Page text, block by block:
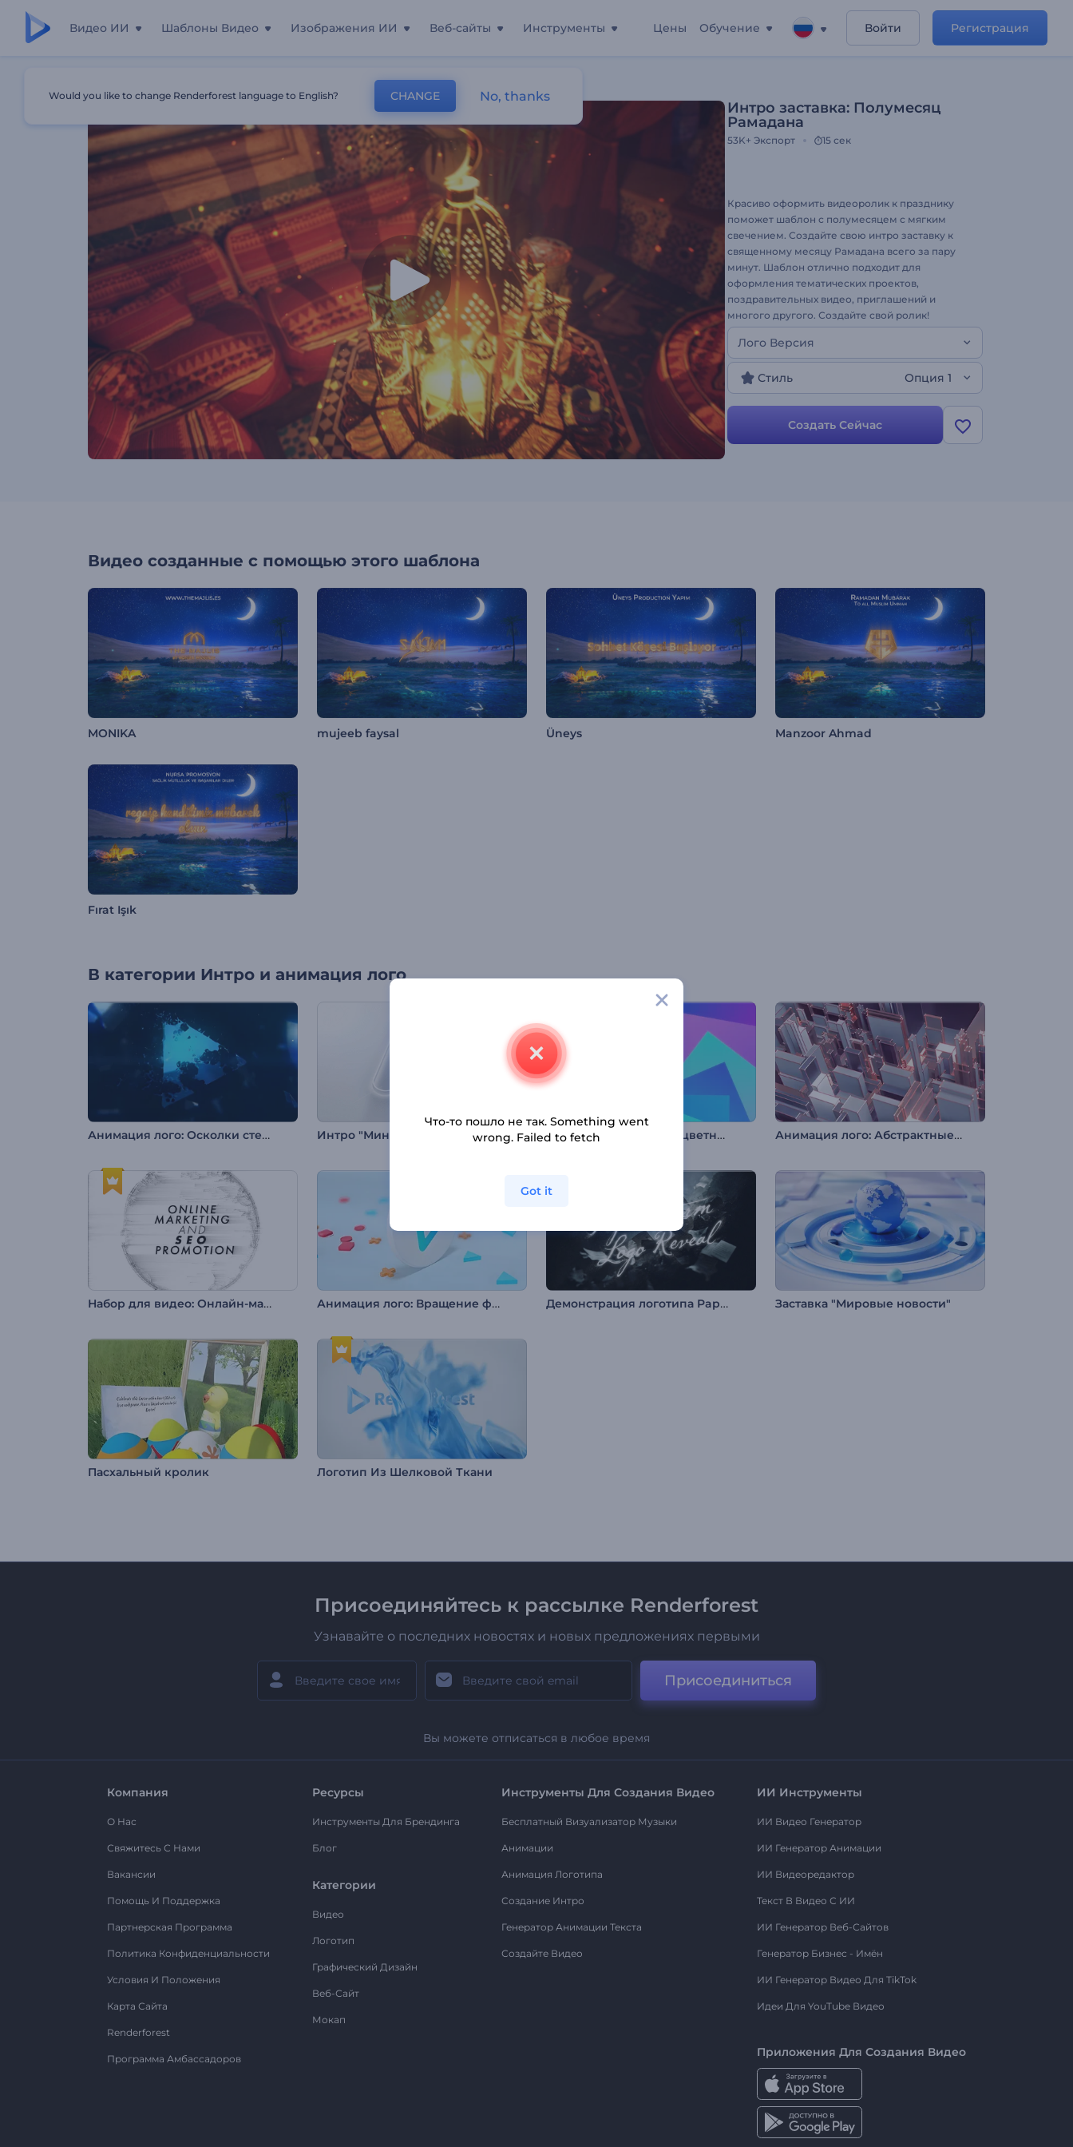
Видео ИИ Шаблоны Видео Изображения ИИ Веб-сайты Инструменты Цены Обучение Войти Регистрация
Интро Заставка: Полумесяц Рамадана
Интро заставка: Полумесяц
Рамадана
53K+ Экспорт 15 сек
Красиво оформить видеоролик к празднику
поможет шаблон с полумесяцем с мягким
свечением. Создайте свою интро заставку к
священному месяцу Рамадана всего за пару
минут. Шаблон отлично подходит для
оформления тематических проектов,
поздравительных видео, приглашений и
многого другого. Создайте свой ролик!
Лого Версия
Стиль Опция 1
Создать Сейчас
Видео созданные с помощью этого шаблона
MONIKA mujeeb faysal Üneys Manzoor Ahmad
Fırat Işık
В категории Интро и анимация лого
Анимация лого: Осколки стекла Интро "Минимальные контуры" Анимация лого: Разноцветные изгибы Анимация лого: Абстрактные модули
Набор для видео: Онлайн-маркетинг и SEO Анимация лого: Вращение фигур Демонстрация логотипа Paper Storm Заставка "Мировые новости"
Пасхальный кролик Логотип Из Шелковой Ткани
Присоединяйтесь к рассылке Renderforest
Узнавайте о последних новостях и новых предложениях первыми
Присоединиться
Вы можете отписаться в любое время
Компания
О Нас
Свяжитесь С Нами
Вакансии
Помощь И Поддержка
Партнерская Программа
Политика Конфиденциальности
Условия И Положения
Карта Сайта
Renderforest
Программа Амбассадоров
Ресурсы
Инструменты Для Брендинга
Блог
Категории
Видео
Логотип
Графический Дизайн
Веб-Сайт
Мокап
Инструменты Для Создания Видео
Бесплатный Визуализатор Музыки
Анимации
Анимация Логотипа
Создание Интро
Генератор Анимации Текста
Создайте Видео
ИИ Инструменты
ИИ Видео Генератор
ИИ Генератор Анимации
ИИ Видеоредактор
Текст В Видео С ИИ
ИИ Генератор Веб-Сайтов
Генератор Бизнес - Имён
ИИ Генератор Видео Для TikTok
Идеи Для YouTube Видео
Приложения Для Создания Видео
Would you like to change Renderforest language to English? CHANGE No, thanks
Что-то пошло не так. Something went
wrong. Failed to fetch
Got it